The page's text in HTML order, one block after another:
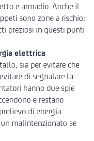
e armadio. Anche il
sono zone a rischio:
preziosi in questi punti
elettrica
sia per evitare che
di segnalare la
hanno due spie
e restano
di energia.
malintenzionato se